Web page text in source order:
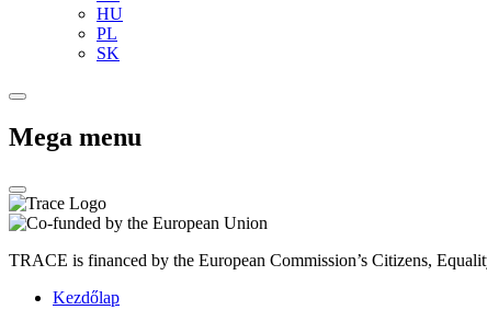
HU
PL
SK
Mega menu
TRACE is financed by the European Commission’s Citizens,
Kezdőlap